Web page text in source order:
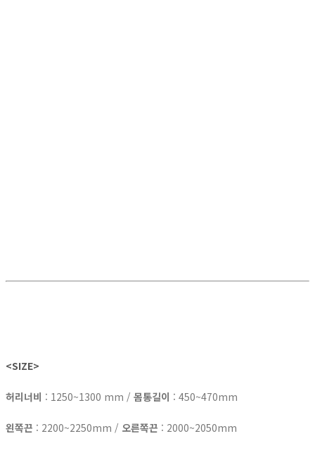
<SIZE>
허리너비 : 1250~1300 mm / 몸통길이 : 450~470mm
왼쪽끈 : 2200~2250mm / 오른쪽끈 : 2000~2050mm